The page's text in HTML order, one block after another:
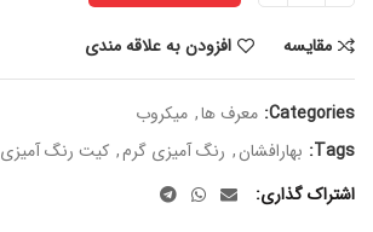
مقایسه افزودن به علاقه مندی
Categories: معرف ها, میکروب
Tags: بهارافشان, رنگ آمیزی گرم, کیت رنگ آمیزی
اشتراک گذاری